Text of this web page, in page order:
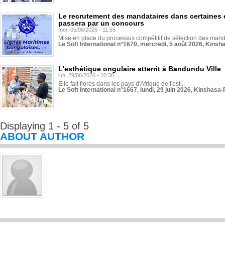
Le recrutement des mandataires dans
passera par un concours
mer, 05/08/2026 - 11:55
Mise en place du processus compétitif de sélection des
Le Soft International n°1670, mercredi, 5 août 2026,
L'esthétique ongulaire atterrit à Bandundu Ville
lun, 29/06/2026 - 10:30
Elle fait florès dans les pays d'Afrique de l'est...
Le Soft International n°1667, lundi, 29 juin 2026,
Displaying 1 - 5 of 5
ABOUT AUTHOR